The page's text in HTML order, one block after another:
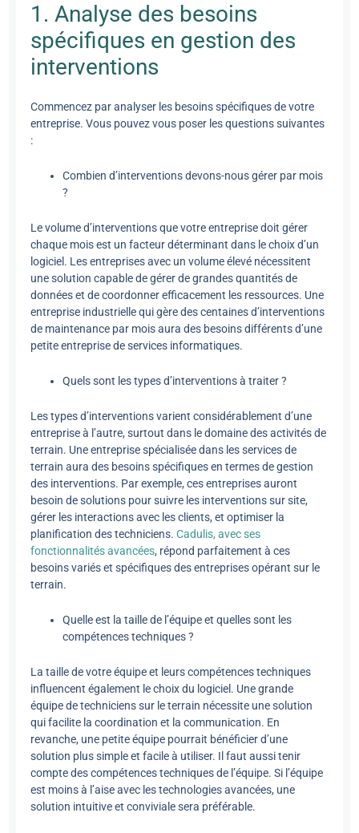
1. Analyse des besoins
spécifiques en gestion des
interventions
Commencez par analyser les besoins spécifiques de votre
entreprise. Vous pouvez vous poser les questions suivantes
:
Combien d’interventions devons-nous gérer par mois
?
Le volume d’interventions que votre entreprise doit gérer
chaque mois est un facteur déterminant dans le choix d’un
logiciel. Les entreprises avec un volume élevé nécessitent
une solution capable de gérer de grandes quantités de
données et de coordonner efficacement les ressources. Une
entreprise industrielle qui gère des centaines d’interventions
de maintenance par mois aura des besoins différents d’une
petite entreprise de services informatiques.
Quels sont les types d’interventions à traiter ?
Les types d’interventions varient considérablement d’une
entreprise à l’autre, surtout dans le domaine des activités de
terrain. Une entreprise spécialisée dans les services de
terrain aura des besoins spécifiques en termes de gestion
des interventions. Par exemple, ces entreprises auront
besoin de solutions pour suivre les interventions sur site,
gérer les interactions avec les clients, et optimiser la
planification des techniciens.Cadulis, avec ses
fonctionnalités avancées, répond parfaitement à ces
besoins variés et spécifiques des entreprises opérant sur le
terrain.
Quelle est la taille de l’équipe et quelles sont les
compétences techniques ?
La taille de votre équipe et leurs compétences techniques
influencent également le choix du logiciel. Une grande
équipe de techniciens sur le terrain nécessite une solution
qui facilite la coordination et la communication. En
revanche, une petite équipe pourrait bénéficier d’une
solution plus simple et facile à utiliser. Il faut aussi tenir
compte des compétences techniques de l’équipe. Si l’équipe
est moins à l’aise avec les technologies avancées, une
solution intuitive et conviviale sera préférable.